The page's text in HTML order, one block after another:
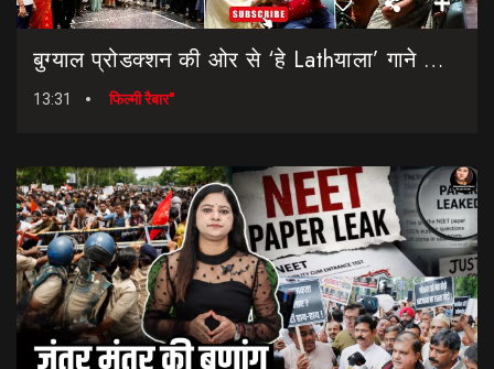
बुग्याल प्रोडक्शन की ओर से ‘हे Lathयाला’ गाने की शानदार लॉन्चिंग || Hey Lathyala || Garhwali Song
13:31 फिल्मी रैबार"